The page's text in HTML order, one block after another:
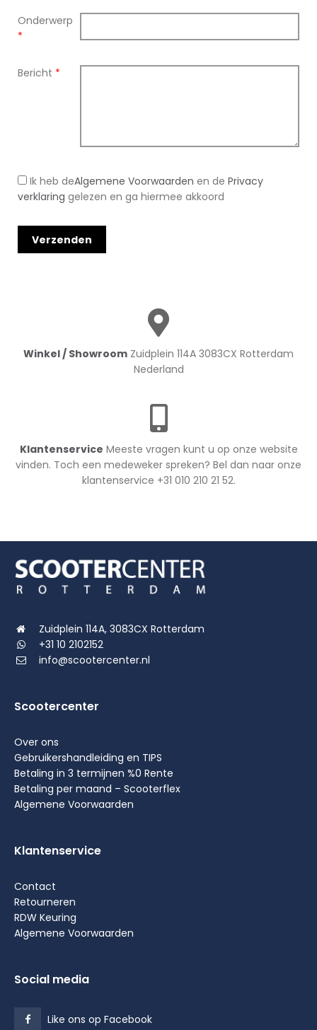
Onderwerp
*
Bericht *
Ik heb deAlgemene Voorwaarden en de Privacy
verklaring gelezen en ga hiermee akkoord
Winkel / Showroom Zuidplein 114A 3083CX Rotterdam
Nederland
Klantenservice Meeste vragen kunt u op onze website
vinden. Toch een medeweker spreken? Bel dan naar onze
klantenservice +31 010 210 21 52.
Zuidplein 114A, 3083CX Rotterdam
+31 10 2102152
info@scootercenter.nl
Scootercenter
Over ons
Gebruikershandleiding en TIPS
Betaling in 3 termijnen %0 Rente
Betaling per maand – Scooterflex
Algemene Voorwaarden
Klantenservice
Contact
Retourneren
RDW Keuring
Algemene Voorwaarden
Social media
Like ons op Facebook